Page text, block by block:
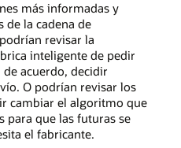
más informadas y
de la cadena de
revisar la
inteligente de pedir
de acuerdo, decidir
O podrían revisar los
cambiar el algoritmo que
para que las futuras se
el fabricante.